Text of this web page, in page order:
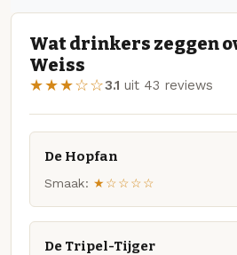
Wat drinkers zeggen
Weiss
★★★☆☆3.1 uit 43 reviews
De Hopfan
Smaak: ★☆☆☆☆
De Tripel-Tijger